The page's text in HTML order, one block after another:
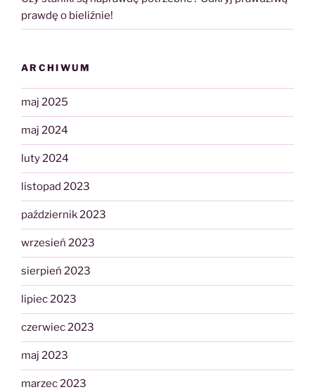
prawdę o bieliźnie!
ARCHIWUM
maj 2025
maj 2024
luty 2024
listopad 2023
październik 2023
wrzesień 2023
sierpień 2023
lipiec 2023
czerwiec 2023
maj 2023
marzec 2023